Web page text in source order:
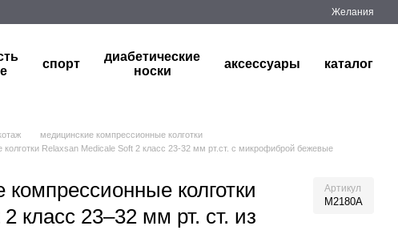
Желания
спорт
диабетические
носки
аксессуары каталог
медицинские компрессионные колготки
Relaxsan Medicale Soft 2 класс 23-32 мм рт.ст. с микрофиброй бежевые
колготки
класс 23–32 мм рт. ст. из
Артикул
M2180A